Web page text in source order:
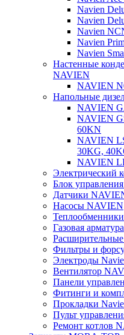
Navien
Navien
Navien
Navien
Navien
Настенные
NAVIEN
NAVIEN
Напольные
NAVIEN
NAVIEN
60KN
NAVIEN
30KG,
NAVIEN
Электрический
Блок
Датчики
Насосы NAVIEN
Газовая арматура
Фильтры и
Электроды
Вентилятор
Панели
Фитинги и
Прокладки
Пульт
Ремонт котлов